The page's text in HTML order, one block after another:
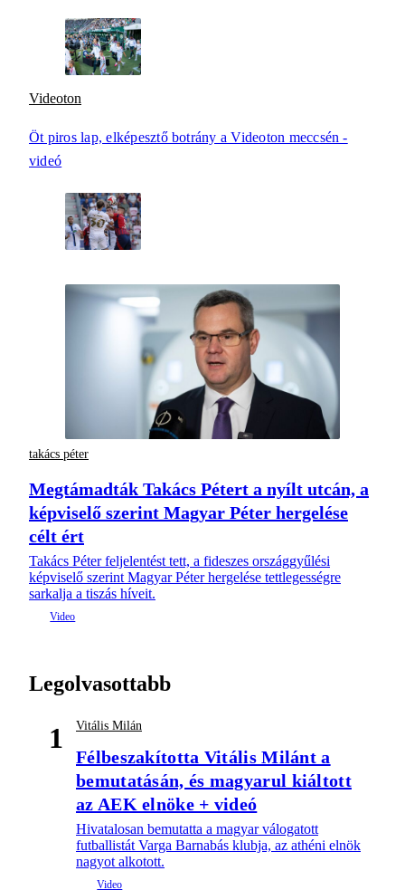
Videoton
Öt piros lap, elképesztő botrány a Videoton meccsén -
videó
takács péter
Megtámadták Takács Pétert a nyílt utcán, a
képviselő szerint Magyar Péter hergelése
célt ért
Takács Péter feljelentést tett, a fideszes országgyűlési
képviselő szerint Magyar Péter hergelése tettlegességre
sarkalja a tiszás híveit.
Legolvasottabb
1 Vitális Milán
Félbeszakította Vitális Milánt a
bemutatásán, és magyarul kiáltott
az AEK elnöke + videó
Hivatalosan bemutatta a magyar válogatott
futballistát Varga Barnabás klubja, az athéni elnök
nagyot alkotott.